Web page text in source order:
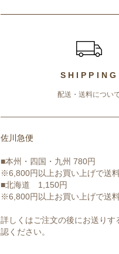
SHIPPING
配送・送料につい
佐川急便
■本州・四国・九州 780円
※6,800円以上お買い上げで送料
■北海道 1,150円
※6,800円以上お買い上げで送
詳しくはご注文の後にお送りす
認ください。